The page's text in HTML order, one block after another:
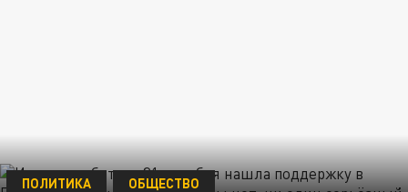
ПОЛИТИКА ОБЩЕСТВО